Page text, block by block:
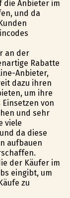
die Anbieter im
und da
an der
Rabatte
Anbieter,
dazu ihren
um ihre
von
und sehr
viele
da diese
aufbauen
der Käufer im
eingibt, um
zu